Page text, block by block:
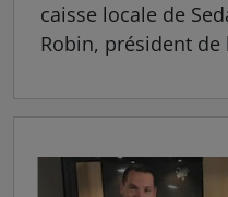
caisse locale de
Robin, président